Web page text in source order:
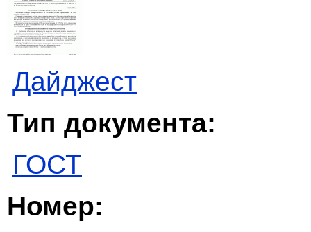
Дайджест
Тип документа:
ГОСТ
Номер: